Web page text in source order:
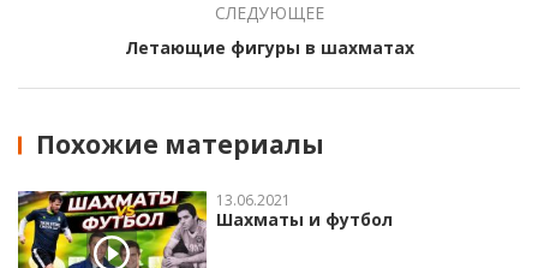
СЛЕДУЮЩЕЕ
Летающие фигуры в шахматах
Похожие материалы
13.06.2021
Шахматы и футбол